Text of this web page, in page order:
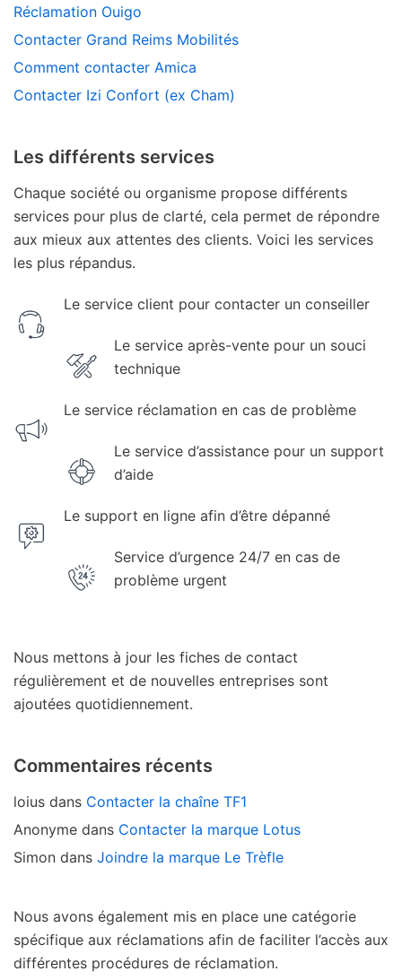
Réclamation Ouigo
Contacter Grand Reims Mobilités
Comment contacter Amica
Contacter Izi Confort (ex Cham)
Les différents services
Chaque société ou organisme propose différents
services pour plus de clarté, cela permet de répondre
aux mieux aux attentes des clients. Voici les services
les plus répandus.
Le service client pour contacter un conseiller
Le service après-vente pour un souci
technique
Le service réclamation en cas de problème
Le service d’assistance pour un support
d’aide
Le support en ligne afin d’être dépanné
Service d’urgence 24/7 en cas de
problème urgent
Nous mettons à jour les fiches de contact
régulièrement et de nouvelles entreprises sont
ajoutées quotidiennement.
Commentaires récents
loius dans Contacter la chaîne TF1
Anonyme dans Contacter la marque Lotus
Simon dans Joindre la marque Le Trèfle
Nous avons également mis en place une catégorie
spécifique aux réclamations afin de faciliter l’accès aux
différentes procédures de réclamation.